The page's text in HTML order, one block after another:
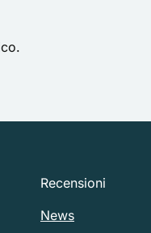
.
Recensioni
News